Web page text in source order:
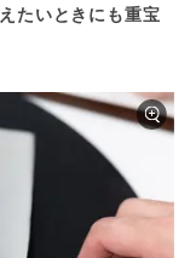
たいときにも重宝